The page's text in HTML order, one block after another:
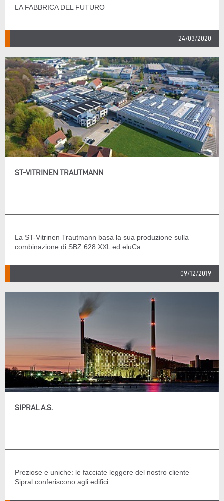
LA FABBRICA DEL FUTURO
24/03/2020
ST-VITRINEN TRAUTMANN
La ST-Vitrinen Trautmann basa la sua produzione sulla
combinazione di SBZ 628 XXL ed eluCa...
09/12/2019
SIPRAL A.S.
Preziose e uniche: le facciate leggere del nostro cliente
Sipral conferiscono agli edifici...